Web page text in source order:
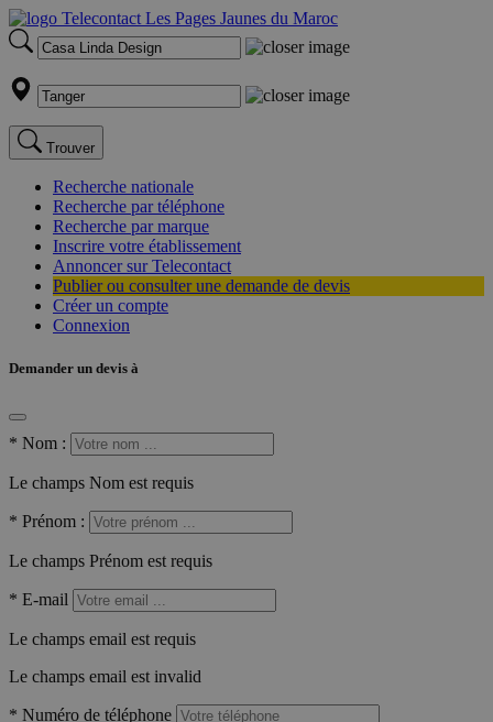
Trouver
Recherche nationale
Recherche par téléphone
Recherche par marque
Inscrire votre établissement
Annoncer sur Telecontact
Publier ou consulter une demande de devis
Créer un compte
Connexion
Demander un devis à
* Nom :
Le champs Nom est requis
* Prénom :
Le champs Prénom est requis
* E-mail
Le champs email est requis
Le champs email est invalid
* Numéro de téléphone